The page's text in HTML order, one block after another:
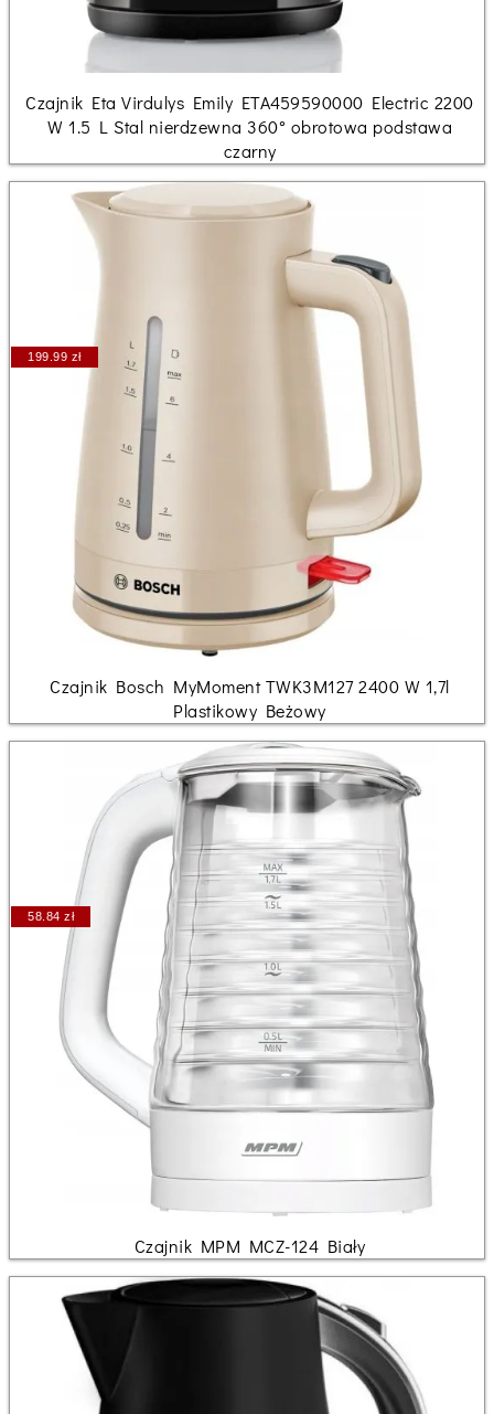
Czajnik Eta Virdulys Emily ETA459590000 Electric 2200
W 1.5 L Stal nierdzewna 360° obrotowa podstawa
czarny
199.99 zł
Czajnik Bosch MyMoment TWK3M127 2400 W 1,7l
Plastikowy Beżowy
58.84 zł
Czajnik MPM MCZ-124 Biały